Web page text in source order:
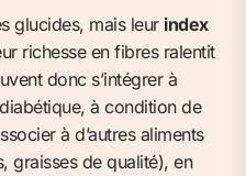
glucides, mais leur index
richesse en fibres ralentit
donc s’intégrer à
à condition de
à d’autres aliments
graisses de qualité), en